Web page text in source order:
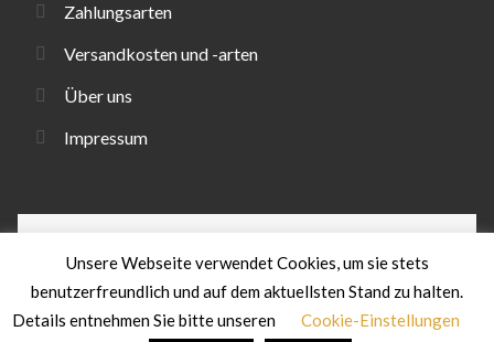
Zahlungsarten
Versandkosten und -arten
Über uns
Impressum
© Likias
Unsere Webseite verwendet Cookies, um sie stets
benutzerfreundlich und auf dem aktuellsten Stand zu halten.
Details entnehmen Sie bitte unseren
Cookie-Einstellungen